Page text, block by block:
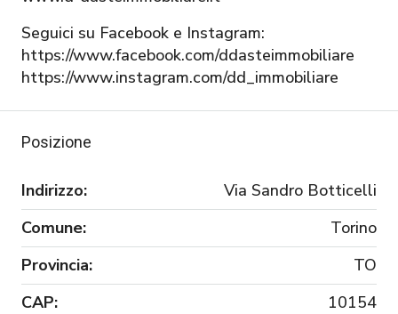
Seguici su Facebook e Instagram:
https://www.facebook.com/ddasteimmobiliare
https://www.instagram.com/dd_immobiliare
Posizione
Indirizzo:
Via Sandro Botticelli
Comune:
Torino
Provincia:
TO
CAP:
10154